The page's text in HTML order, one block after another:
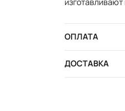
ОПЛАТА
ДОСТАВКА